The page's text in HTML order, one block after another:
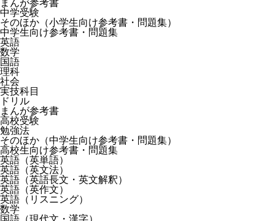
まんが参考書
中学受験
そのほか（小学生向け参考書・問題集）
中学生向け参考書・問題集
英語
数学
国語
理科
社会
実技科目
ドリル
まんが参考書
高校受験
勉強法
そのほか（中学生向け参考書・問題集）
高校生向け参考書・問題集
英語（英単語）
英語（英文法）
英語（英語長文・英文解釈）
英語（英作文）
英語（リスニング）
数学
国語（現代文・漢字）